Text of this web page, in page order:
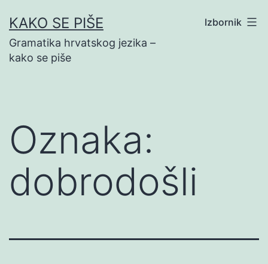
na
sadržaj
KAKO SE PIŠE
Gramatika hrvatskog jezika –
kako se piše
Izbornik
Oznaka:
dobrodošli